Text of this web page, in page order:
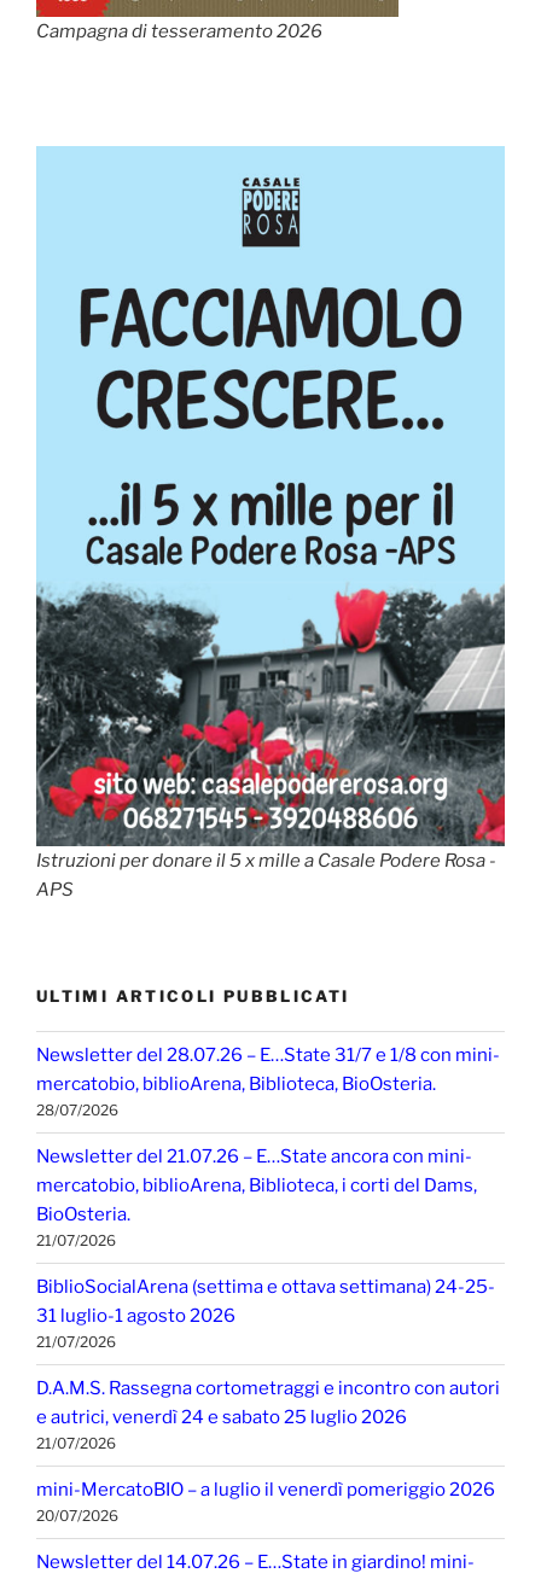
Campagna di tesseramento 2026
Istruzioni per donare il 5 x mille a Casale Podere Rosa -
APS
ULTIMI ARTICOLI PUBBLICATI
Newsletter del 28.07.26 – E…State 31/7 e 1/8 con mini-
mercatobio, biblioArena, Biblioteca, BioOsteria.
28/07/2026
Newsletter del 21.07.26 – E…State ancora con mini-
mercatobio, biblioArena, Biblioteca, i corti del Dams,
BioOsteria.
21/07/2026
BiblioSocialArena (settima e ottava settimana) 24-25-
31 luglio-1 agosto 2026
21/07/2026
D.A.M.S. Rassegna cortometraggi e incontro con autori
e autrici, venerdì 24 e sabato 25 luglio 2026
21/07/2026
mini-MercatoBIO – a luglio il venerdì pomeriggio 2026
20/07/2026
Newsletter del 14.07.26 – E…State in giardino! mini-